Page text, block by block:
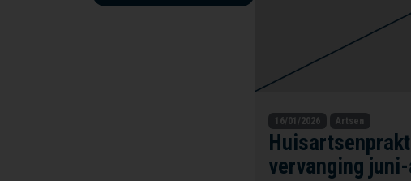
16/01/2026 Artsen
vervanging